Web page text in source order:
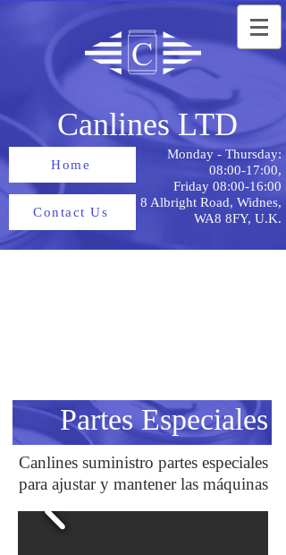
Canlines LTD
Home
Contact Us
Monday - Thursday:
08:00-17:00,
Friday 08:00-16:00
8 Albright Road, Widnes,
WA8 8FY, U.K.
Partes Especiales
Canlines suministro partes especiales
para ajustar y mantener las máquinas